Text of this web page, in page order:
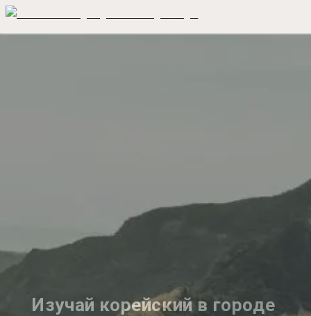
Изучай корейский в городе